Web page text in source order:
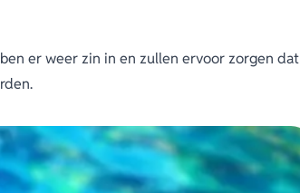
er weer zin in en zullen ervoor zorgen dat